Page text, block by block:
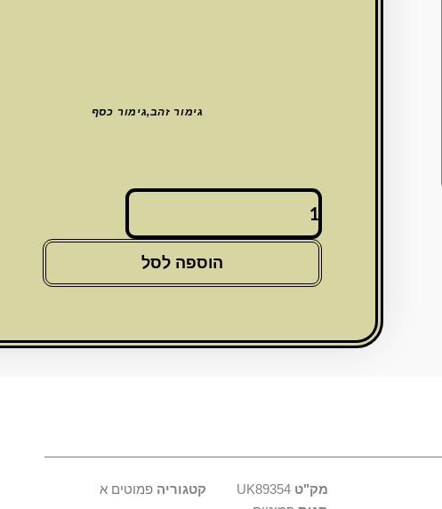
גימור זהב,גימור כסף
כמות
של
פמוטי
מהודרים
עיטור
הוספה לסל
מק"ט UK89354 קטגוריה פמוטים א